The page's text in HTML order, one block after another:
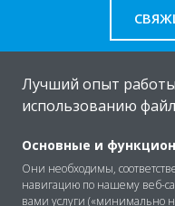
Решения
Лучший опыт работы
использованию
Основные и
Они необходимы,
навигацию по нашему веб-
вами услуги («минимально